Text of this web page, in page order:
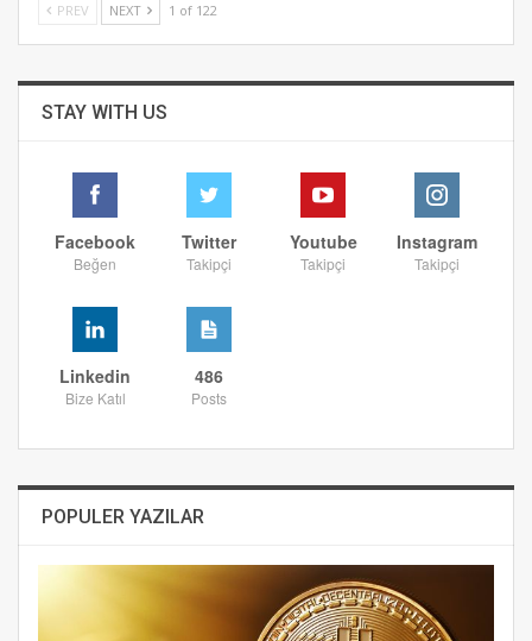
PREV NEXT 1 of 122
STAY WITH US
Facebook
Beğen
Twitter
Takipçi
Youtube
Takipçi
Instagram
Takipçi
Linkedin
Bize Katıl
486
Posts
POPULER YAZILAR